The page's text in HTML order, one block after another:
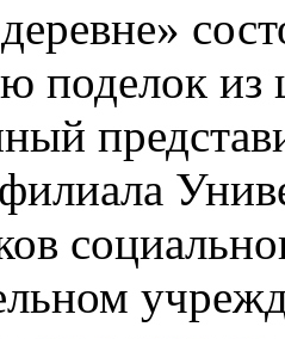
поделок из